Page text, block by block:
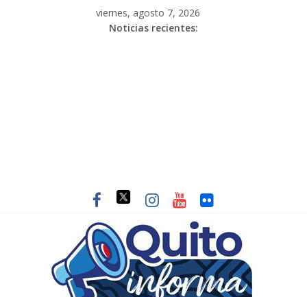
viernes, agosto 7, 2026
Noticias recientes: